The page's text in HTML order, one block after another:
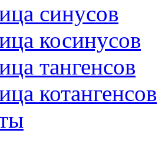
синусов
косинусов
тангенсов
котангенсов